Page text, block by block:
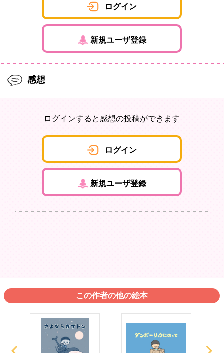
ログイン
新規ユーザ登録
感想
ログインすると感想の投稿ができます
ログイン
新規ユーザ登録
この作者の他の絵本